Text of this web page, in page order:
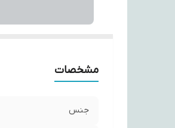
مشخصات
جنس